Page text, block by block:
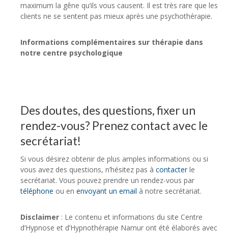
maximum la gêne qu’ils vous causent. Il est très rare que les
clients ne se sentent pas mieux après une psychothérapie.
Informations complémentaires sur thérapie dans
notre centre psychologique
Des doutes, des questions, fixer un
rendez-vous? Prenez contact avec le
secrétariat!
Si vous désirez obtenir de plus amples informations ou si
vous avez des questions, n’hésitez pas à contacterle
secrétariat. Vous pouvez prendre un rendez-vous par
téléphone ou en envoyant un email à notre secrétariat.
Disclaimer : Le contenu et informations du site Centre
d’Hypnose et d’Hypnothérapie Namur ont été élaborés avec